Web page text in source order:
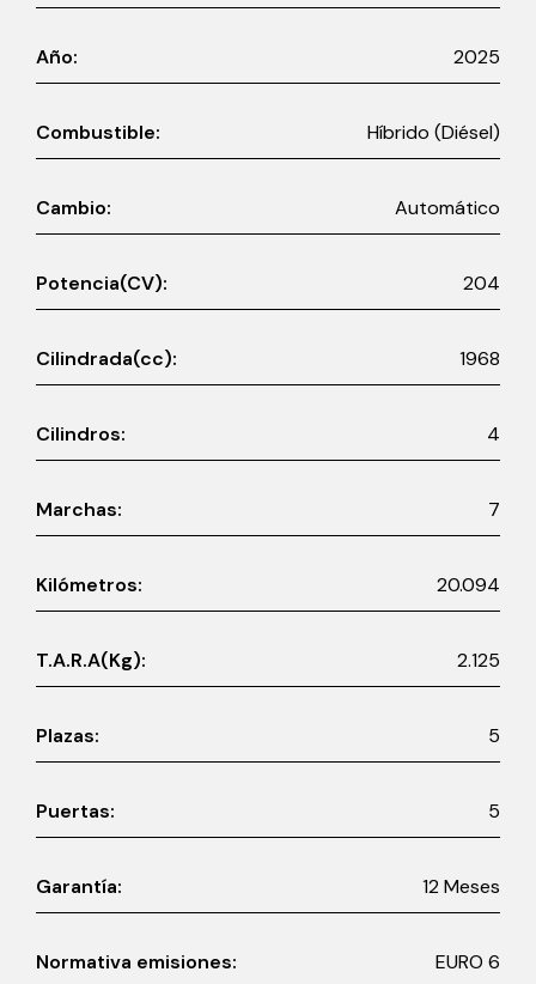
Año: 2025
Combustible: Híbrido (Diésel)
Cambio: Automático
Potencia(CV): 204
Cilindrada(cc): 1968
Cilindros: 4
Marchas: 7
Kilómetros: 20.094
T.A.R.A(Kg): 2.125
Plazas: 5
Puertas: 5
Garantía: 12 Meses
Normativa emisiones: EURO 6